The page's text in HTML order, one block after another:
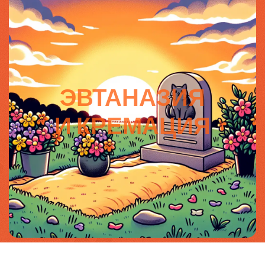
ЭВТАНАЗИЯ
И КРЕМАЦИЯ